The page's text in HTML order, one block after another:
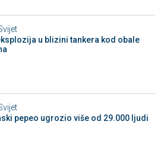
u blizini tankera kod obale
pepeo ugrozio više od 29.000 ljudi